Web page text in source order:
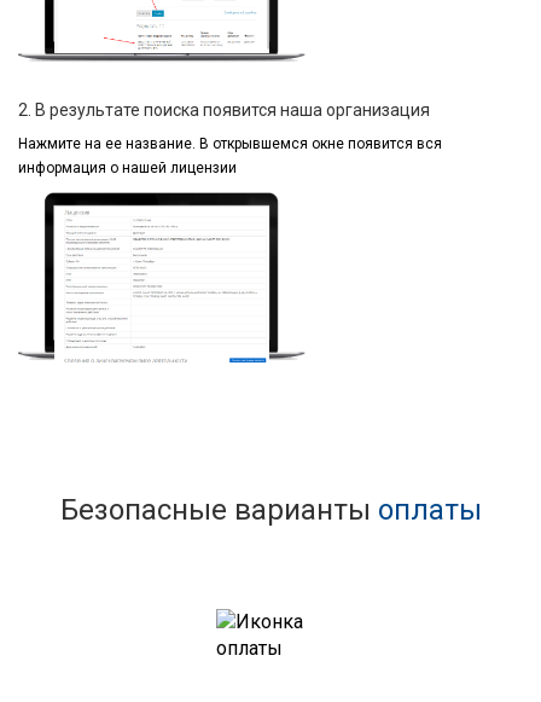
2. В результате поиска появится наша организация
Нажмите на ее название. В открывшемся окне появится вся
информация о нашей лицензии
Безопасные варианты оплаты